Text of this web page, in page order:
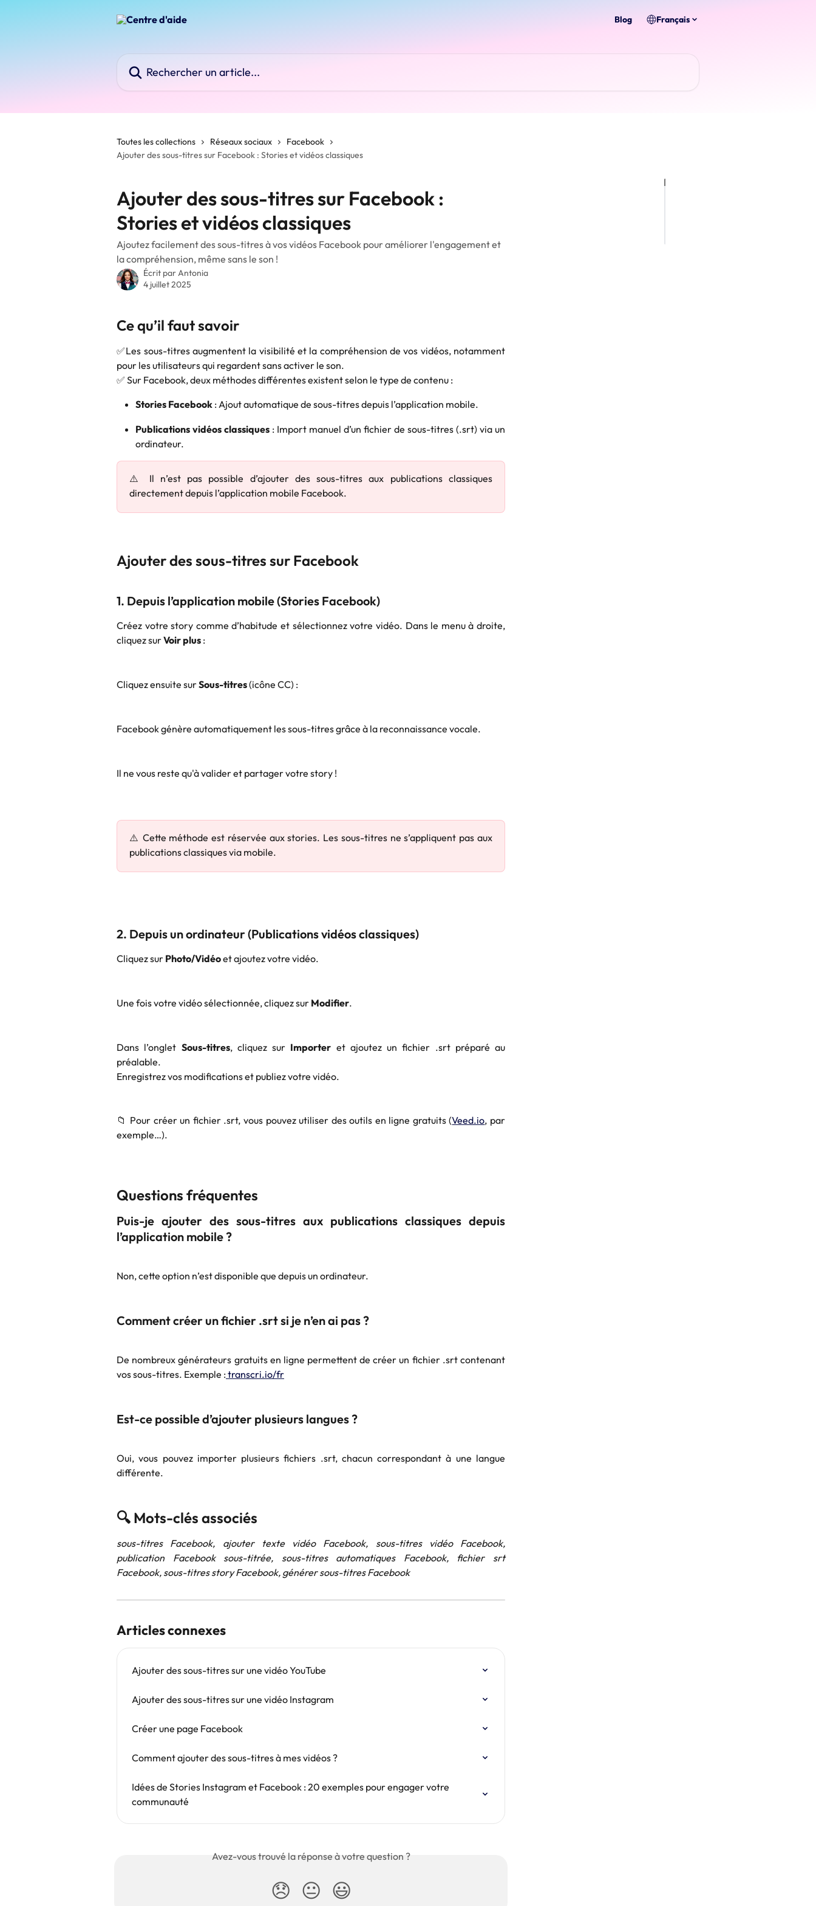
Blog Français
Toutes les collections Réseaux sociaux
Facebook
Ajouter des sous-titres sur Facebook : Stories et vidéos classiques
Ajouter des sous-titres sur Facebook :
Stories et vidéos classiques
Ajoutez facilement des sous-titres à vos vidéos Facebook pour améliorer l'engagement et
la compréhension, même sans le son !
Écrit parAntonia
4 juillet 2025
Ce qu’il faut savoir
✅Les sous-titres augmentent la visibilité et la compréhension de vos vidéos, notamment
pour les utilisateurs qui regardent sans activer le son.
✅ Sur Facebook, deux méthodes différentes existent selon le type de contenu :
Stories Facebook : Ajout automatique de sous-titres depuis l’application mobile.
Publications vidéos classiques : Import manuel d’un fichier de sous-titres (.srt) via un
ordinateur.
⚠️ Il n’est pas possible d’ajouter des sous-titres aux publications classiques
directement depuis l’application mobile Facebook.
Ajouter des sous-titres sur Facebook
1. Depuis l’application mobile (Stories Facebook)
Créez votre story comme d’habitude et sélectionnez votre vidéo. Dans le menu à droite,
cliquez surVoir plus :
Cliquez ensuite surSous-titres(icône CC) :
Facebook génère automatiquement les sous-titres grâce à la reconnaissance vocale.
Il ne vous reste qu'à valider et partager votre story !
⚠️ Cette méthode est réservée aux stories. Les sous-titres ne s’appliquent pas aux
publications classiques via mobile.
2. Depuis un ordinateur (Publications vidéos classiques)
Cliquez sur Photo/Vidéo et ajoutez votre vidéo.
Une fois votre vidéo sélectionnée, cliquez sur Modifier.
Dans l’onglet Sous-titres, cliquez sur Importer et ajoutez un fichier .srt préparé au
préalable.
Enregistrez vos modifications et publiez votre vidéo.
📁 Pour créer un fichier .srt, vous pouvez utiliser des outils en ligne gratuits (Veed.io, par
exemple…).
Questions fréquentes
Puis-je ajouter des sous-titres aux publications classiques depuis
l’application mobile ?
Non, cette option n’est disponible que depuis un ordinateur.
Comment créer un fichier .srt si je n’en ai pas ?
De nombreux générateurs gratuits en ligne permettent de créer un fichier .srt contenant
vos sous-titres. Exemple :transcri.io/fr
Est-ce possible d’ajouter plusieurs langues ?
Oui, vous pouvez importer plusieurs fichiers .srt, chacun correspondant à une langue
différente.
🔍 Mots-clés associés
sous-titres Facebook, ajouter texte vidéo Facebook, sous-titres vidéo Facebook,
publication Facebook sous-titrée, sous-titres automatiques Facebook, fichier srt
Facebook, sous-titres story Facebook, générer sous-titres Facebook
Articles connexes
Ajouter des sous-titres sur une vidéo YouTube
Ajouter des sous-titres sur une vidéo Instagram
Créer une page Facebook
Comment ajouter des sous-titres à mes vidéos ?
Idées de Stories Instagram et Facebook : 20 exemples pour engager votre
communauté
Avez-vous trouvé la réponse à votre question ?
😞 😐 😃